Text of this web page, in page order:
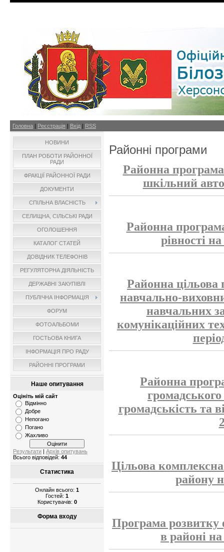
Головна | Реєстрація | Вхід | RSS
НОВИНИ
ПЛАН РОБОТИ РАЙОННОЇ
РАДИ
ФРАКЦІЇ РАЙОННОЇ РАДИ
ДОКУМЕНТИ
СПІЛЬНА ВЛАСНІСТЬ
СЕЛИЩНА, СІЛЬСЬКІ РАДИ
ОГОЛОШЕННЯ
КАТАЛОГ СТАТЕЙ
ДОВІДНИК ТЕЛЕФОНІВ
РЕГУЛЯТОРНА ДІЯЛЬНІСТЬ
ДЕРЖАВНІ ЗАКУПІВЛІ
ПУБЛІЧНА ІНФОРМАЦІЯ
ФОРУМ
ФОТОАЛЬБОМИ
ГОСТЬОВА КНИГА
ІНФОРМАЦІЯ ПРО РАДУ
РАЙОННІ ПРОГРАМИ
Наше опитування
Оцініть мій сайт
Відмінно
Добре
Непогано
Погано
Жахливо
Результати | Архів опитувань
Всього відповідей: 44
Статистика
Онлайн всього: 1
Гостей: 1
Користувачів: 0
Форма входу
Районні програми
Районна
шкільний
Районна
рівності
Районна цільова
навчально-
навчальних
комунікаційних
Районна
громадськість та
Цільова
району
Програма розвитку
в районі